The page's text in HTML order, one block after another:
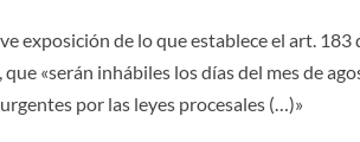
exposición de lo que establece el art.
«serán inhábiles los días del mes de
por las leyes procesales (…)»